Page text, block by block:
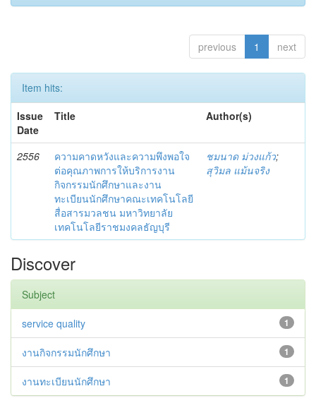
previous 1 next
Item hits:
Issue
Date
Title Author(s)
2556
ความคาดหวังและความพึงพอใจ
ต่อคุณภาพการให้บริการงาน
กิจกรรมนักศึกษาและงาน
ทะเบียนนักศึกษาคณะเทคโนโลยี
สื่อสารมวลชน มหาวิทยาลัย
เทคโนโลยีราชมงคลธัญบุรี
ชมนาด ม่วงแก้ว;
สุวิมล แม้นจริง
Discover
Subject
1
service quality
1
งานกิจกรรมนักศึกษา
1
งานทะเบียนนักศึกษา